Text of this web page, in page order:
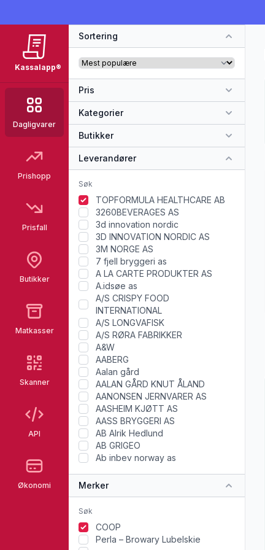
Kassalapp®
Dagligvarer
Prishopp
Prisfall
Butikker
Matkasser
Skanner
API
Økonomi
Sortering
Pris
Kategorier
Butikker
Leverandører
TOPFORMULA HEALTHCARE AB
3260BEVERAGES AS
3d innovation nordic
3D INNOVATION NORDIC AS
3M NORGE AS
7 fjell bryggeri as
A LA CARTE PRODUKTER AS
A.idsøe as
A/S CRISPY FOOD
INTERNATIONAL
A/S LONGVAFISK
A/S RØRA FABRIKKER
A&W
AABERG
Aalan gård
AALAN GÅRD KNUT ÅLAND
AANONSEN JERNVARER AS
AASHEIM KJØTT AS
AASS BRYGGERI AS
AB Alrik Hedlund
AB GRIGEO
Ab inbev norway as
Merker
COOP
Perla – Browary Lubelskie